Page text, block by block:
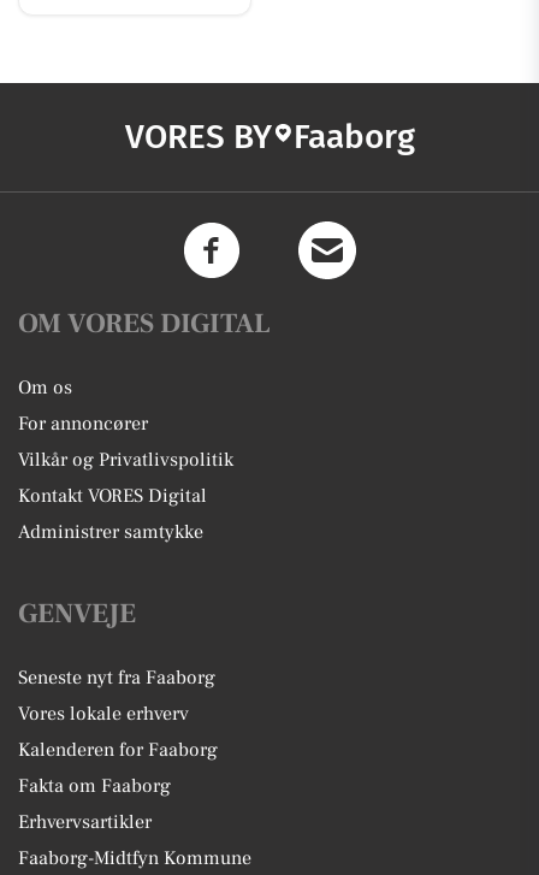
VORES BY Faaborg
OM VORES DIGITAL
Om os
For annoncører
Vilkår og Privatlivspolitik
Kontakt VORES Digital
Administrer samtykke
GENVEJE
Seneste nyt fra Faaborg
Vores lokale erhverv
Kalenderen for Faaborg
Fakta om Faaborg
Erhvervsartikler
Faaborg-Midtfyn Kommune